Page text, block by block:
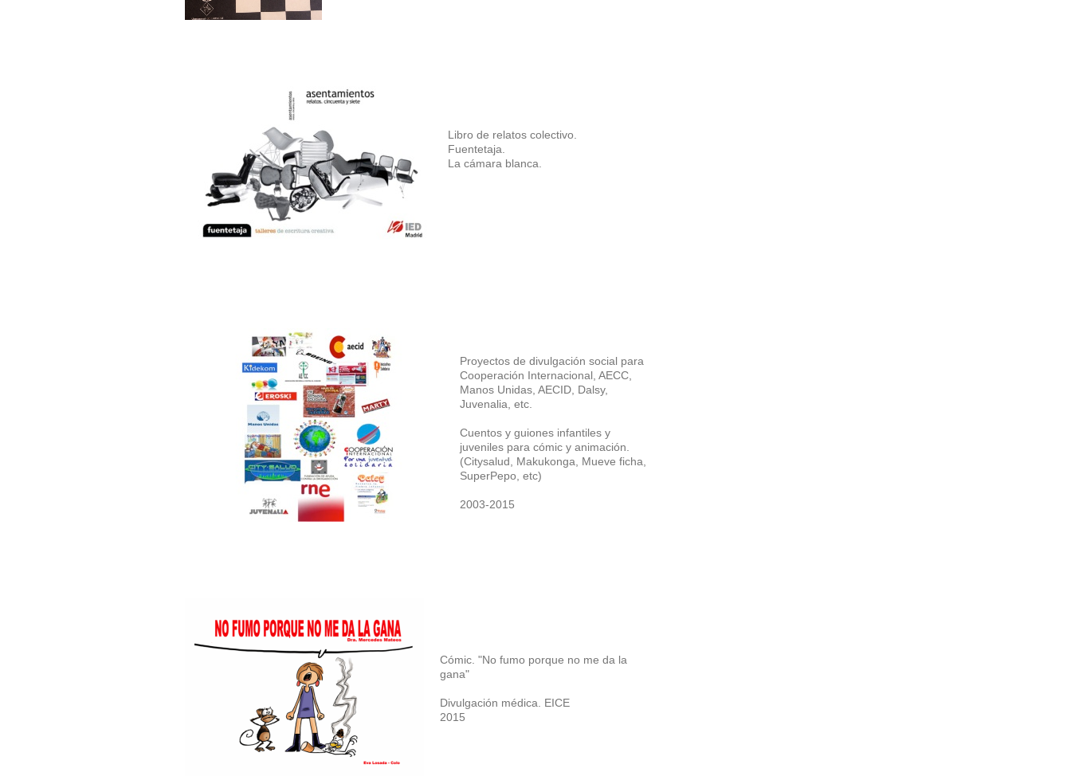
Libro de relatos colectivo.
Fuentetaja.
La cámara blanca.
Proyectos de divulgación social para
Cooperación Internacional, AECC,
Manos Unidas, AECID, Dalsy,
Juvenalia, etc.
Cuentos y guiones infantiles y
juveniles para cómic y animación.
(Citysalud, Makukonga, Mueve ficha,
SuperPepo, etc)
2003-2015
Cómic. "No fumo porque no me da la
gana"
Divulgación médica. EICE
2015